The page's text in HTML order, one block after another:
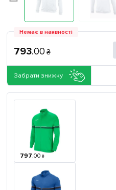
Немає в наявності
793.00 ₴
Забрати знижку
797.00 ₴